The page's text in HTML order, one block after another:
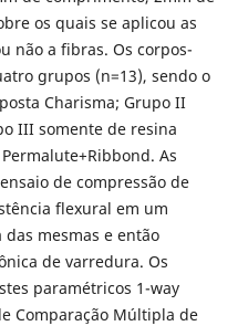
os quais se aplicou as
não a fibras. Os corpos-
grupos (n=13), sendo o
Charisma; Grupo II
III somente de resina
As
de compressão de
flexural em um
mesmas e então
de varredura. Os
paramétricos 1-way
Comparação Múltipla de